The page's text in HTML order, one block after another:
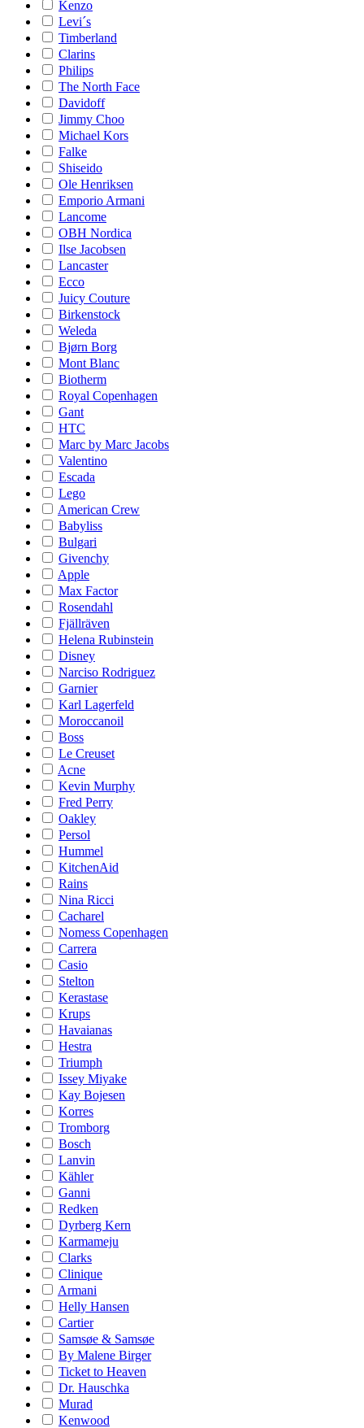
Kenzo
Levi´s
Timberland
Clarins
Philips
The North Face
Davidoff
Jimmy Choo
Michael Kors
Falke
Shiseido
Ole Henriksen
Emporio Armani
Lancome
OBH Nordica
Ilse Jacobsen
Lancaster
Ecco
Juicy Couture
Birkenstock
Weleda
Bjørn Borg
Mont Blanc
Biotherm
Royal Copenhagen
Gant
HTC
Marc by Marc Jacobs
Valentino
Escada
Lego
American Crew
Babyliss
Bulgari
Givenchy
Apple
Max Factor
Rosendahl
Fjällräven
Helena Rubinstein
Disney
Narciso Rodriguez
Garnier
Karl Lagerfeld
Moroccanoil
Boss
Le Creuset
Acne
Kevin Murphy
Fred Perry
Oakley
Persol
Hummel
KitchenAid
Rains
Nina Ricci
Cacharel
Nomess Copenhagen
Carrera
Casio
Stelton
Kerastase
Krups
Havaianas
Hestra
Triumph
Issey Miyake
Kay Bojesen
Korres
Tromborg
Bosch
Lanvin
Kähler
Ganni
Redken
Dyrberg Kern
Karmameju
Clarks
Clinique
Armani
Helly Hansen
Cartier
Samsøe & Samsøe
By Malene Birger
Ticket to Heaven
Dr. Hauschka
Murad
Kenwood